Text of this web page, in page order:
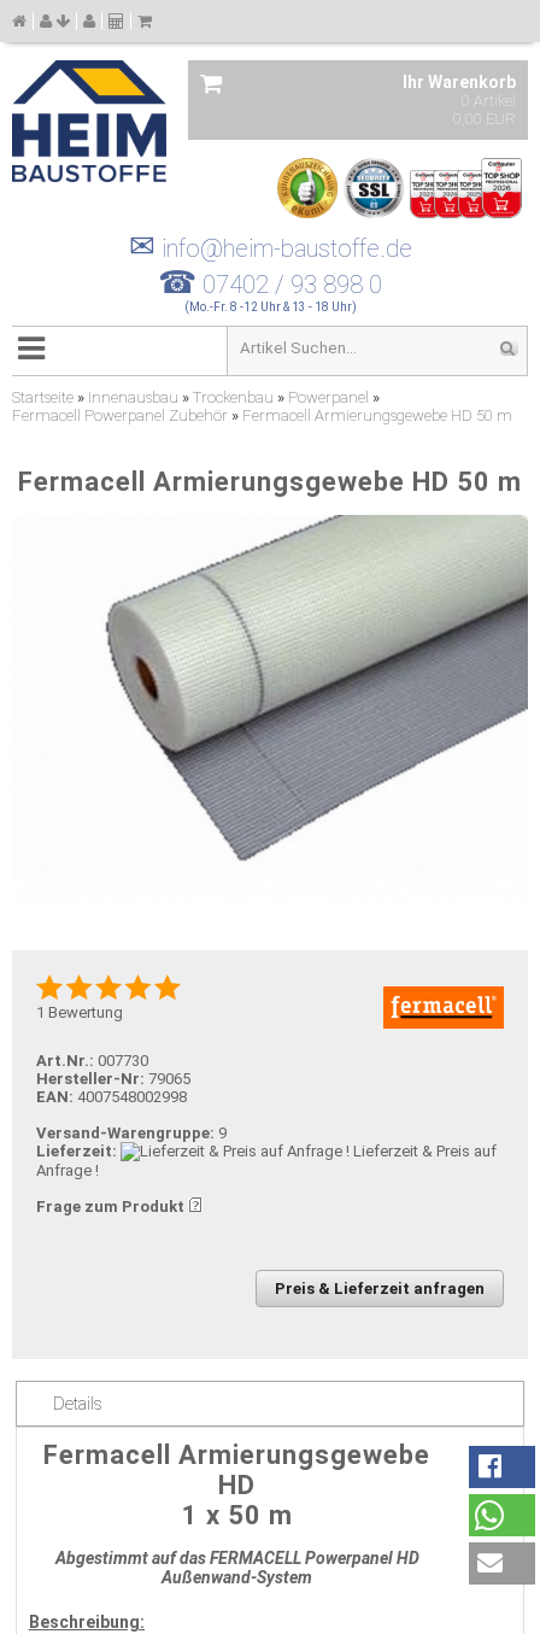
Ihr Warenkorb
0 Artikel
0,00 EUR
✉ info@heim-baustoffe.de
☎ 07402 / 93 898 0
(Mo.-Fr. 8 -12 Uhr & 13 - 18 Uhr)
Startseite » Innenausbau » Trockenbau » Powerpanel »
Fermacell Powerpanel Zubehör » Fermacell Armierungsgewebe HD 50 m
Fermacell Armierungsgewebe HD 50 m
1 Bewertung
Art.Nr.: 007730
Hersteller-Nr: 79065
EAN: 4007548002998
Versand-Warengruppe: 9
Lieferzeit:
Lieferzeit & Preis auf
Anfrage !
Frage zum Produkt
Preis & Lieferzeit anfragen
Details
Fermacell Armierungsgewebe
HD
1 x 50 m
Abgestimmt auf das FERMACELL Powerpanel HD
Außenwand-System
Beschreibung: